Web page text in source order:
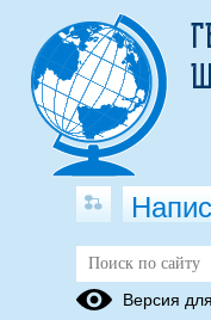
Версия